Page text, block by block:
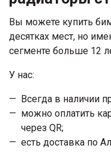
Вы можете купить
десятках мест, но
сегменте больше 12
У нас:
Всегда в наличии
можно оплатить
через QR;
есть доставка по